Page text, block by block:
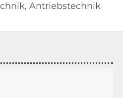
Antriebstechnik